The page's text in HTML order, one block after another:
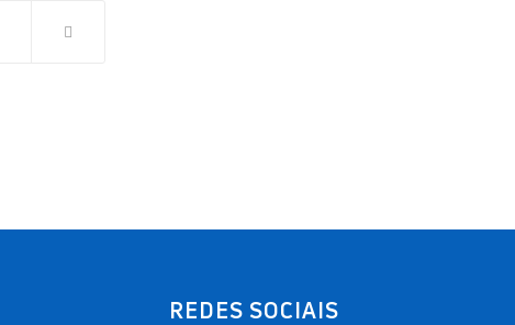
REDES SOCIAIS